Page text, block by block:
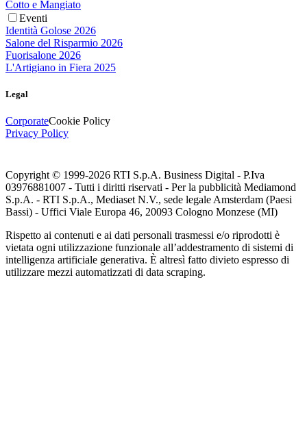
Cotto e Mangiato
Eventi
Identità Golose 2026
Salone del Risparmio 2026
Fuorisalone 2026
L'Artigiano in Fiera 2025
Legal
CorporateCookie Policy
Privacy Policy
Copyright © 1999-2026 RTI S.p.A. Business Digital - P.Iva
03976881007 - Tutti i diritti riservati - Per la pubblicità Mediamond
S.p.A. - RTI S.p.A., Mediaset N.V., sede legale Amsterdam (Paesi
Bassi) - Uffici Viale Europa 46, 20093 Cologno Monzese (MI)
Rispetto ai contenuti e ai dati personali trasmessi e/o riprodotti è
vietata ogni utilizzazione funzionale all’addestramento di sistemi di
intelligenza artificiale generativa. È altresì fatto divieto espresso di
utilizzare mezzi automatizzati di data scraping.